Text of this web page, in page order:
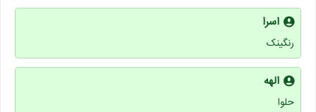
اسرا
رنگینک
الهه
حلوا